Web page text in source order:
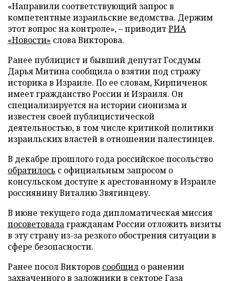
«Направили соответствующий запрос в
компетентные израильские ведомства. Держим
этот вопрос на контроле», – приводитРИА
«Новости» слова Викторова.
Ранее публицист и бывший депутат Госдумы
Дарья Митина сообщила о взятии под стражу
историка в Израиле. По ее словам, Кирпиченок
имеет гражданство России и Израиля. Он
специализируется на истории сионизма и
известен своей публицистической
деятельностью, в том числе критикой политики
израильских властей в отношении палестинцев.
В декабре прошлого года российское посольство
обратилось с официальным запросом о
консульском доступе к арестованному в Израиле
россиянину Виталию Звягинцеву.
В июне текущего года дипломатическая миссия
посоветовалагражданам России отложить визиты
в эту страну из-за резкого обострения ситуации в
сфере безопасности.
Ранее посол Викторов сообщил о ранении
захваченного в заложники в секторе Газа